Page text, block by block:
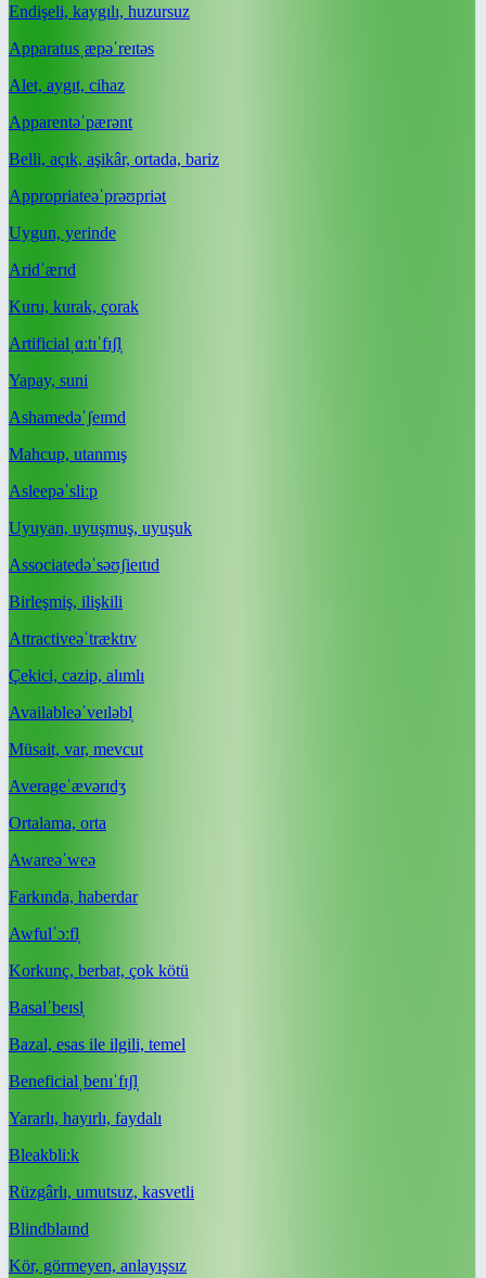
Endişeli, kaygılı, huzursuz
Apparatus ˌæpəˈreɪtəs
Alet, aygıt, cihaz
Apparentəˈpærənt
Belli, açık, aşikâr, ortada, bariz
Appropriateəˈprəʊpriət
Uygun, yerinde
Aridˈærɪd
Kuru, kurak, çorak
Artificial ˌɑːtɪˈfɪʃl̩
Yapay, suni
Ashamedəˈʃeɪmd
Mahcup, utanmış
Asleepəˈsliːp
Uyuyan, uyuşmuş, uyuşuk
Associatedəˈsəʊʃieɪtɪd
Birleşmiş, ilişkili
Attractiveəˈtræktɪv
Çekici, cazip, alımlı
Availableəˈveɪləbl̩
Müsait, var, mevcut
Averageˈævərɪdʒ
Ortalama, orta
Awareəˈweə
Farkında, haberdar
Awfulˈɔːfl̩
Korkunç, berbat, çok kötü
Basalˈbeɪsl̩
Bazal, esas ile ilgili, temel
Beneficial ˌbenɪˈfɪʃl̩
Yararlı, hayırlı, faydalı
Bleakbliːk
Rüzgârlı, umutsuz, kasvetli
Blindblaɪnd
Kör, görmeyen, anlayışsız